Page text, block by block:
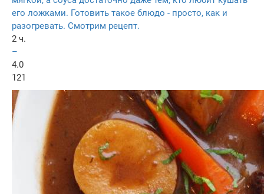
его ложками. Готовить такое блюдо - просто, как и
разогревать. Смотрим рецепт.
2 ч.
–
4.0
121